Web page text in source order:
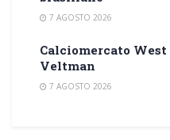
7 AGOSTO 2026
Calciomercato West
Veltman
7 AGOSTO 2026